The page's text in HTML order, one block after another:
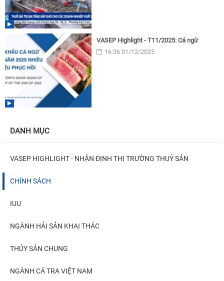
VASEP Highlight - T11/2025: Cá ngừ
16:36 01/12/2025
DANH MỤC
VASEP HIGHLIGHT - NHẬN ĐỊNH THỊ TRƯỜNG THUỶ SẢN
CHÍNH SÁCH
IUU
NGÀNH HẢI SẢN KHAI THÁC
THỦY SẢN CHUNG
NGÀNH CÁ TRA VIỆT NAM